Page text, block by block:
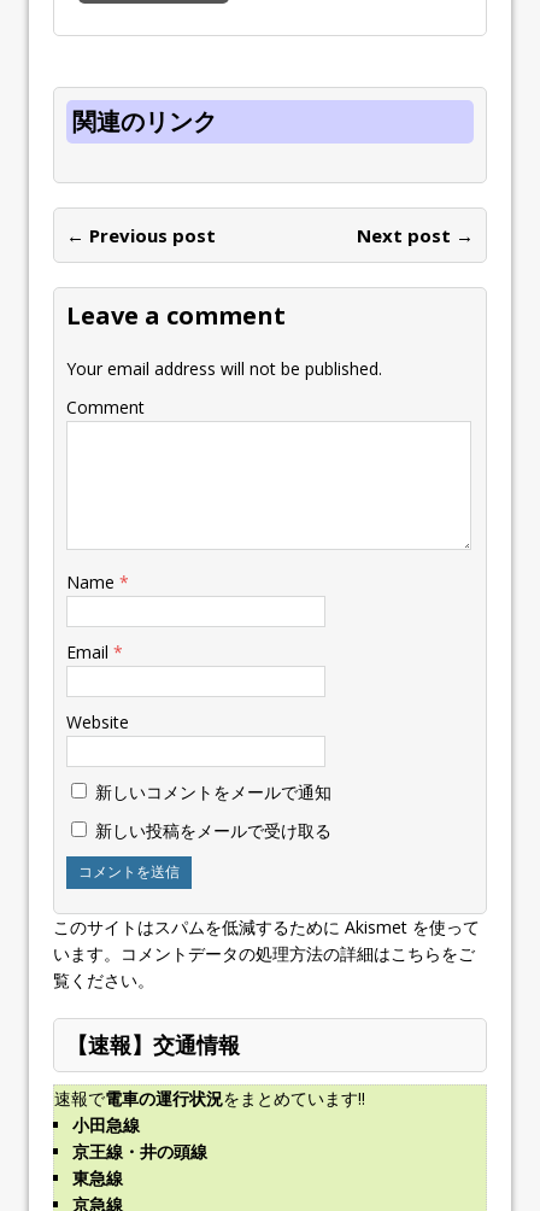
関連のリンク
← Previous post Next post →
Leave a comment
Your email address will not be published.
Comment
Name *
Email *
Website
新しいコメントをメールで通知
新しい投稿をメールで受け取る
このサイトはスパムを低減するために Akismet を使って
います。 コメントデータの処理方法の詳細はこちらをご
覧ください。
【速報】交通情報
速報で電車の運行状況をまとめています!!
小田急線
京王線・井の頭線
東急線
京急線